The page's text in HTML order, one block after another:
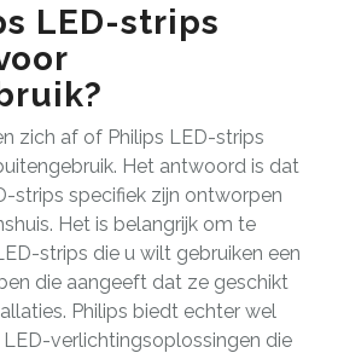
LED-strips
zich af of Philips LED-strips
Het antwoord is dat
strips specifiek zijn ontworpen
Het is belangrijk om te
strips die u wilt gebruiken een
die aangeeft dat ze geschikt
Philips biedt echter wel
verlichtingsoplossingen die